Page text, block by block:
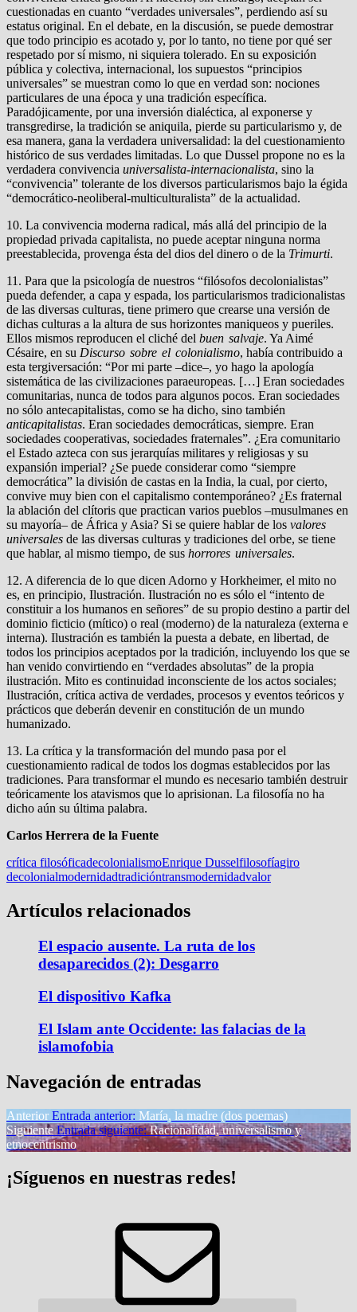
cuestionadas en cuanto “verdades universales”, perdiendo así su
estatus original. En el debate, en la discusión, se puede demostrar
que todo principio es acotado y, por lo tanto, no tiene por qué ser
respetado por sí mismo, ni siquiera tolerado. En su exposición
pública y colectiva, internacional, los supuestos “principios
universales” se muestran como lo que en verdad son: nociones
particulares de una época y una tradición específica.
Paradójicamente, por una inversión dialéctica, al exponerse y
transgredirse, la tradición se aniquila, pierde su particularismo y, de
esa manera, gana la verdadera universalidad: la del cuestionamiento
histórico de sus verdades limitadas. Lo que Dussel propone no es la
verdadera convivencia universalista-internacionalista, sino la
“convivencia” tolerante de los diversos particularismos bajo la égida
“democrático-neoliberal-multiculturalista” de la actualidad.
10. La convivencia moderna radical, más allá del principio de la
propiedad privada capitalista, no puede aceptar ninguna norma
preestablecida, provenga ésta del dios del dinero o de la Trimurti.
11. Para que la psicología de nuestros “filósofos decolonialistas”
pueda defender, a capa y espada, los particularismos tradicionalistas
de las diversas culturas, tiene primero que crearse una versión de
dichas culturas a la altura de sus horizontes maniqueos y pueriles.
Ellos mismos reproducen el cliché del buen salvaje. Ya Aimé
Césaire, en su Discurso sobre el colonialismo, había contribuido a
esta tergiversación: “Por mi parte –dice–, yo hago la apología
sistemática de las civilizaciones paraeuropeas. […] Eran sociedades
comunitarias, nunca de todos para algunos pocos. Eran sociedades
no sólo antecapitalistas, como se ha dicho, sino también
anticapitalistas. Eran sociedades democráticas, siempre. Eran
sociedades cooperativas, sociedades fraternales”. ¿Era comunitario
el Estado azteca con sus jerarquías militares y religiosas y su
expansión imperial? ¿Se puede considerar como “siempre
democrática” la división de castas en la India, la cual, por cierto,
convive muy bien con el capitalismo contemporáneo? ¿Es fraternal
la ablación del clítoris que practican varios pueblos –musulmanes en
su mayoría– de África y Asia? Si se quiere hablar de los valores
universales de las diversas culturas y tradiciones del orbe, se tiene
que hablar, al mismo tiempo, de sus horrores universales.
12. A diferencia de lo que dicen Adorno y Horkheimer, el mito no
es, en principio, Ilustración. Ilustración no es sólo el “intento de
constituir a los humanos en señores” de su propio destino a partir del
dominio ficticio (mítico) o real (moderno) de la naturaleza (externa e
interna). Ilustración es también la puesta a debate, en libertad, de
todos los principios aceptados por la tradición, incluyendo los que se
han venido convirtiendo en “verdades absolutas” de la propia
ilustración. Mito es continuidad inconsciente de los actos sociales;
Ilustración, crítica activa de verdades, procesos y eventos teóricos y
prácticos que deberán devenir en constitución de un mundo
humanizado.
13. La crítica y la transformación del mundo pasa por el
cuestionamiento radical de todos los dogmas establecidos por las
tradiciones. Para transformar el mundo es necesario también destruir
teóricamente los atavismos que lo aprisionan. La filosofía no ha
dicho aún su última palabra.
Carlos Herrera de la Fuente
crítica filosóficadecolonialismoEnrique Dusselfilosofíagiro
decolonialmodernidadtradicióntransmodernidadvalor
Artículos relacionados
El espacio ausente. La ruta de los
desaparecidos (2): Desgarro
El dispositivo Kafka
El Islam ante Occidente: las falacias de la
islamofobia
Navegación de entradas
Anterior Entrada anterior: María, la madre (dos poemas)
Siguiente Entrada siguiente: Racionalidad, universalismo y
etnocentrismo
¡Síguenos en nuestras redes!